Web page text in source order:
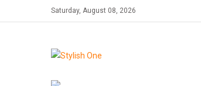
to
Saturday, August 08, 2026